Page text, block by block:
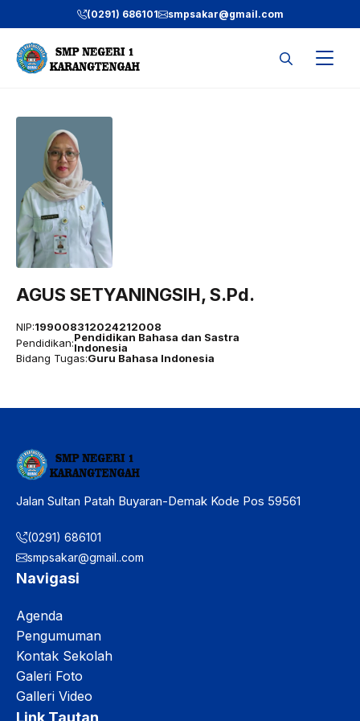
ke
(0291) 686101 smpsakar@gmail.com
AGUS SETYANINGSIH, S.Pd.
NIP:199008312024212008
Pendidikan:Pendidikan Bahasa dan Sastra
Indonesia
Bidang Tugas:Guru Bahasa Indonesia
Jalan Sultan Patah Buyaran-Demak Kode Pos 59561
(0291) 686101
smpsakar@gmail..com
Navigasi
Agenda
Pengumuman
Kontak Sekolah
Galeri Foto
Galleri Video
Link Tautan